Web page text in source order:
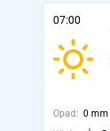
07:00
Opad: 0 mm